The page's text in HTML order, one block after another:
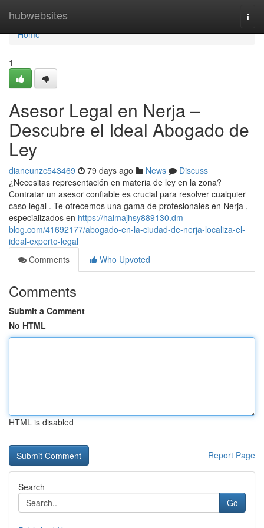
hubwebsites
Home
Home
1
Asesor Legal en Nerja –
Descubre el Ideal Abogado de
Ley
dianeunzc543469 79 days ago News
Discuss
¿Necesitas representación en materia de ley en la zona?
Contratar un asesor confiable es crucial para resolver cualquier
caso legal . Te ofrecemos una gama de profesionales en Nerja ,
especializados en https://haimajhsy889130.dm-
blog.com/41692177/abogado-en-la-ciudad-de-nerja-localiza-el-
ideal-experto-legal
Comments
Who Upvoted
Comments
Submit a Comment
No HTML
HTML is disabled
Report Page
Search
Go